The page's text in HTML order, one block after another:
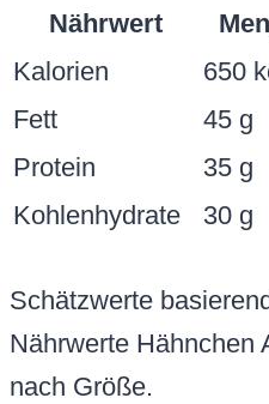
Nährwert
Kalorien
650
Fett
45 g
Protein
35 g
Kohlenhydrate
30 g
Schätzwerte
Nährwerte Hähnchen
nach Größe.